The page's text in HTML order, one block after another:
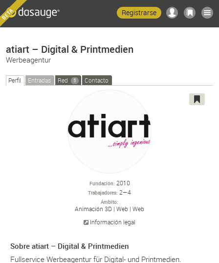
Registrarse
atiart – Digital & Printmedien
Werbeagentur
Perfil Entradas Red 5 Contacto
Fundación 2010
Trabajadores 2—4
Ámbito
Animación 3D Web
Web
Información legal
Sobre atiart – Digital & Printmedien
Fullservice Werbeagentur für Digital- und Printmedien.